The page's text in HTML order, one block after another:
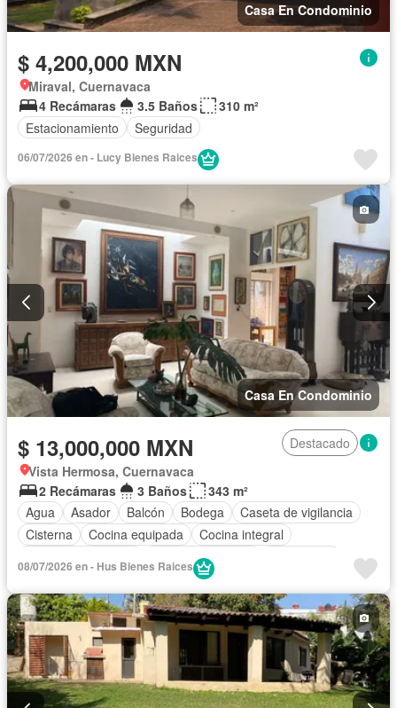
Casa En Condominio
$ 4,200,000 MXN
Miraval, Cuernavaca
4 Recámaras
3.5 Baños
310 m²
Estacionamiento
Seguridad
06/07/2026 en - Lucy Bienes Raices
Casa En Condominio
$ 13,000,000 MXN
Destacado
Vista Hermosa, Cuernavaca
2 Recámaras
3 Baños
343 m²
Agua
Asador Balcón Bodega
Caseta de vigilancia
Cisterna
Cocina equipada
Cocina integral
Cuarto de servicio
Jardín
Recámara con closet
Seguridad
Televisión por cable Terraza
Wifi
Sin amueblar
08/07/2026 en - Hus Bienes Raices